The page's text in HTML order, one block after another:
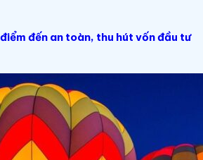
đến an toàn, thu hút vốn đầu tư